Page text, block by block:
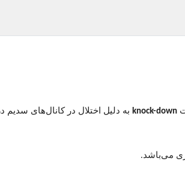
knock-down به دلیل اختلال در کانال‌های
می‌باشد.